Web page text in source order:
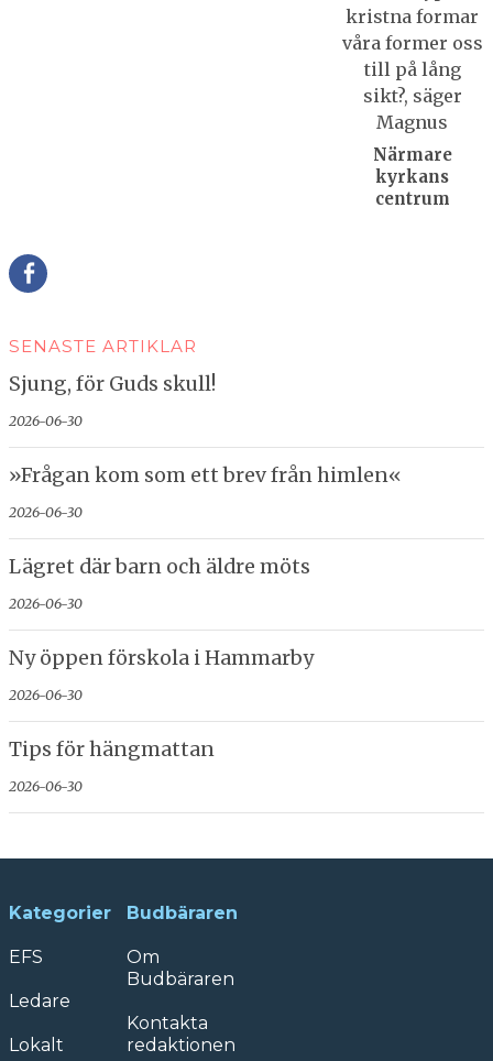
Närmare
kyrkans
centrum
SENASTE ARTIKLAR
Sjung, för Guds skull!
2026-06-30
»Frågan kom som ett brev från himlen«
2026-06-30
Lägret där barn och äldre möts
2026-06-30
Ny öppen förskola i Hammarby
2026-06-30
Tips för hängmattan
2026-06-30
Kategorier
EFS
Ledare
Lokalt
Budbäraren
Om
Budbäraren
Kontakta
redaktionen